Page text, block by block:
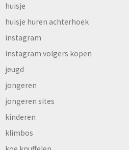
huisje
huisje huren achterhoek
instagram
instagram volgers kopen
jeugd
jongeren
jongeren sites
kinderen
klimbos